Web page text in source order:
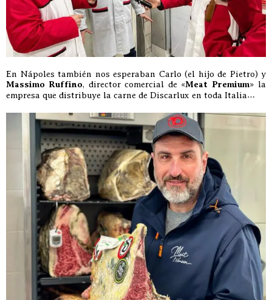
En Nápoles también nos esperaban Carlo (el hijo de Pietro) y
Massimo Ruffino, director comercial de «Meat Premium» la
empresa que distribuye la carne de Discarlux en toda Italia…